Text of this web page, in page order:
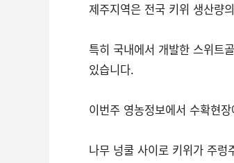
제주지역은 전국 키위 생산량
특히 국내에서 개발한 스위트
있습니다.
이번주 영농정보에서 수확현
나무 넝쿨 사이로 키위가 주렁